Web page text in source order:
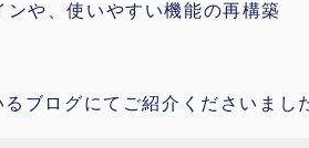
や、使いやすい機能の再構築
ブログにてご紹介くださいまし